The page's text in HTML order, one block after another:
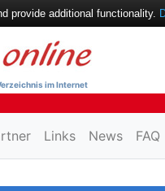
im Internet
Links News FAQ
provide additional functionality.